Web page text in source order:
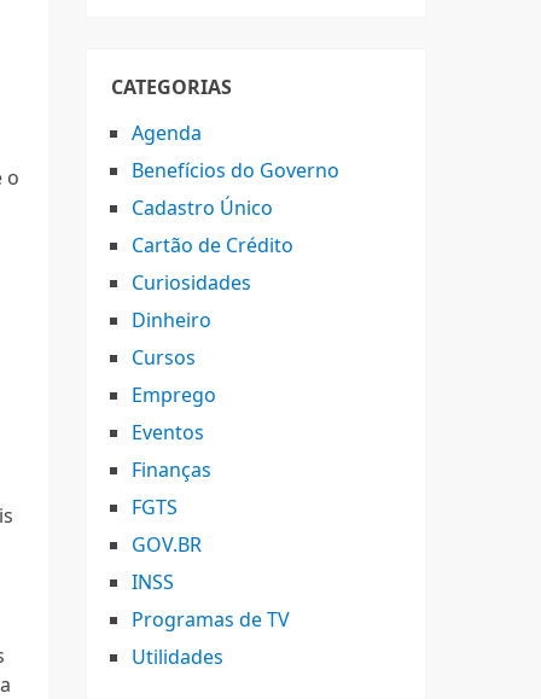
o
CATEGORIAS
Agenda
Benefícios do Governo
Cadastro Único
Cartão de Crédito
Curiosidades
Dinheiro
Cursos
Emprego
Eventos
Finanças
FGTS
GOV.BR
INSS
Programas de TV
Utilidades